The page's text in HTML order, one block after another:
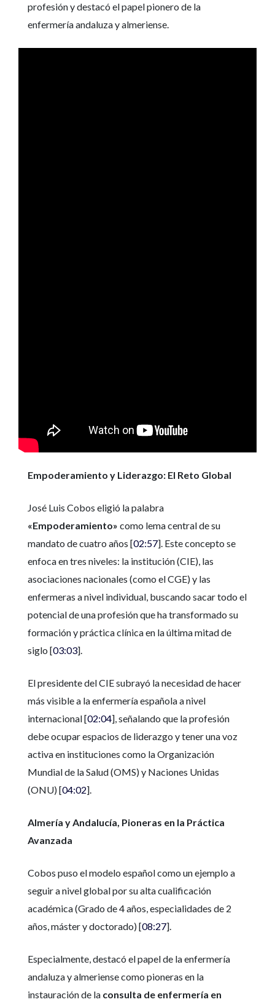
profesión y destacó el papel pionero de la
enfermería andaluza y almeriense.
Empoderamiento y Liderazgo: El Reto Global
José Luis Cobos eligió la palabra
«Empoderamiento» como lema central de su
mandato de cuatro años [02:57]. Este concepto se
enfoca en tres niveles: la institución (CIE), las
asociaciones nacionales (como el CGE) y las
enfermeras a nivel individual, buscando sacar todo el
potencial de una profesión que ha transformado su
formación y práctica clínica en la última mitad de
siglo [03:03].
El presidente del CIE subrayó la necesidad de hacer
más visible a la enfermería española a nivel
internacional [02:04], señalando que la profesión
debe ocupar espacios de liderazgo y tener una voz
activa en instituciones como la Organización
Mundial de la Salud (OMS) y Naciones Unidas
(ONU) [04:02].
Almería y Andalucía, Pioneras en la Práctica
Avanzada
Cobos puso el modelo español como un ejemplo a
seguir a nivel global por su alta cualificación
académica (Grado de 4 años, especialidades de 2
años, máster y doctorado) [08:27].
Especialmente, destacó el papel de la enfermería
andaluza y almeriense como pioneras en la
instauración de la consulta de enfermería en